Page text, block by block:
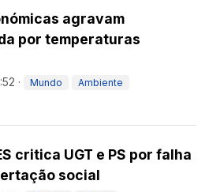
agravam
por temperaturas
· Mundo Ambiente
critica UGT e PS por falha
social